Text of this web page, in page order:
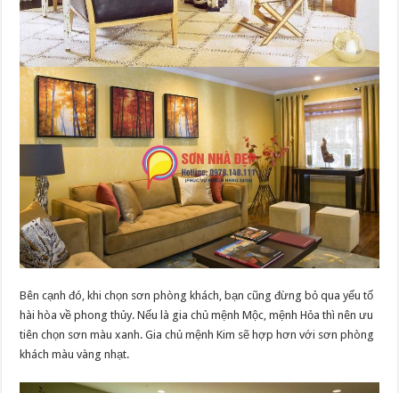
Bên cạnh đó, khi chọn sơn phòng khách, bạn cũng đừng bỏ qua yếu tố
hài hòa về phong thủy. Nếu là gia chủ mệnh Mộc, mệnh Hỏa thì nên ưu
tiên chọn sơn màu xanh. Gia chủ mệnh Kim sẽ hợp hơn với sơn phòng
khách màu vàng nhạt.